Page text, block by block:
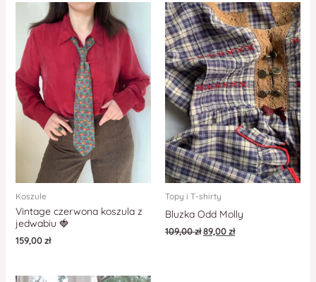
Koszule
Vintage czerwona koszula z
jedwabiu 🍓
159,00zł
Topy i T-shirty
Bluzka Odd Molly
109,00zł89,00zł